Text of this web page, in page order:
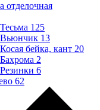
отделочная
Тесьма 125
Вьюнчик 13
Косая бейка, кант 20
Бахрома 2
Резинки 6
62